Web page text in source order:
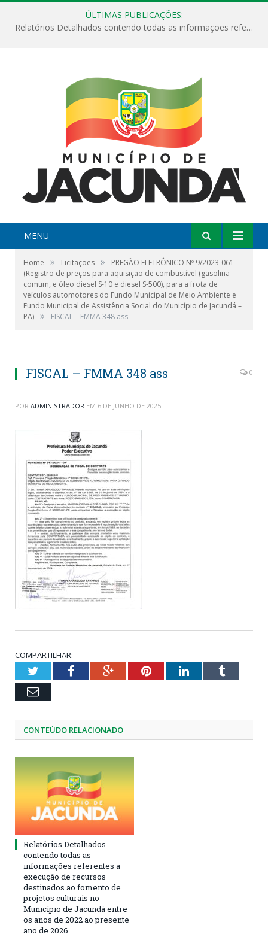
ÚLTIMAS PUBLICAÇÕES:
Relatórios Detalhados contendo todas as informações referentes a execução de recursos destinados ao fomento de projetos culturais no Município de Jacundá entre os anos de 2022 ao presente ano de 2026.
MENU
Home » Licitações »
PREGÃO ELETRÔNICO Nº 9/2023-061
(Registro de preços para aquisição de combustível (gasolina
comum, e óleo diesel S-10 e diesel S-500), para a frota de
veículos automotores do Fundo Municipal de Meio Ambiente e
Fundo Municipal de Assistência Social do Município de Jacundá –
PA) » FISCAL – FMMA 348 ass
FISCAL – FMMA 348 ass 0
POR ADMINISTRADOR EM 6 DE JUNHO DE 2025
COMPARTILHAR:
TwitterFacebookGoogle+PinterestLinkedInTumblr
Email
CONTEÚDO RELACIONADO
Relatórios Detalhados
contendo todas as
informações referentes a
execução de recursos
destinados ao fomento de
projetos culturais no
Município de Jacundá entre
os anos de 2022 ao presente
ano de 2026.